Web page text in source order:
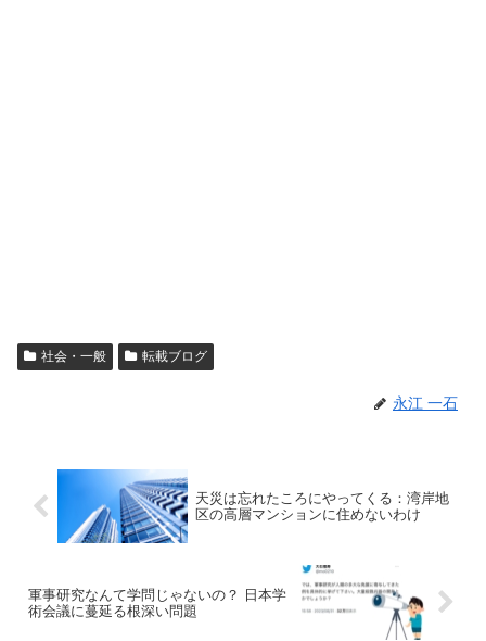
社会・一般 転載ブログ
永江 一石
天災は忘れたころにやってくる：湾岸地
区の高層マンションに住めないわけ
軍事研究なんて学問じゃないの？ 日本学
術会議に蔓延る根深い問題